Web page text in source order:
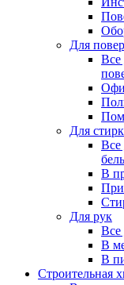
Для
Все
Для
Все
В
При
Для рук
Все
В
В
Строительная